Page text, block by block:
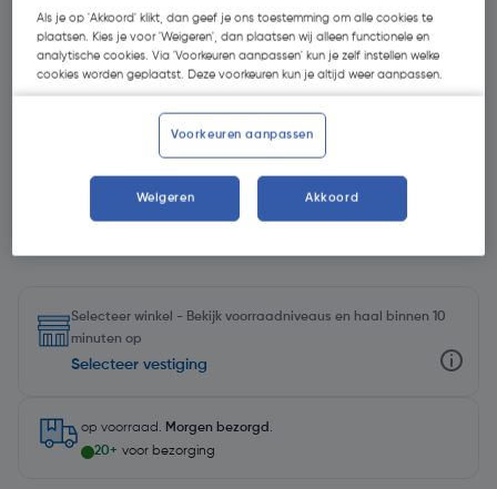
€ 4,89
Kies productvariant(5)
Selecteer winkel - Bekijk voorraadniveaus en haal binnen 10
minuten op
Selecteer vestiging
op voorraad. Morgen bezorgd .
20+ voor bezorging
Als je op 'Akkoord' klikt, dan geef je ons toestemming om alle cookies te
plaatsen. Kies je voor 'Weigeren', dan plaatsen wij alleen functionele en
analytische cookies. Via 'Voorkeuren aanpassen' kun je zelf instellen welke
cookies worden geplaatst. Deze voorkeuren kun je altijd weer aanpassen.
Voorkeuren aanpassen
Weigeren Akkoord